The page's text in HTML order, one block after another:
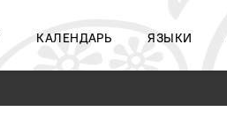
КАЛЕНДАРЬ ЯЗЫКИ